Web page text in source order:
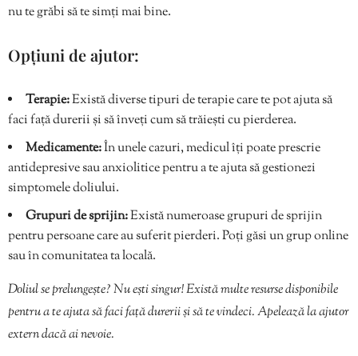
nu te grăbi să te simți mai bine.
Opțiuni de ajutor:
Terapie:Există diverse tipuri de terapie care te pot ajuta să
faci față durerii și să înveți cum să trăiești cu pierderea.
Medicamente:În unele cazuri, medicul îți poate prescrie
antidepresive sau anxiolitice pentru a te ajuta să gestionezi
simptomele doliului.
Grupuri de sprijin:Există numeroase grupuri de sprijin
pentru persoane care au suferit pierderi. Poți găsi un grup online
sau în comunitatea ta locală.
Doliul se prelungește? Nu ești singur! Există multe resurse disponibile
pentru a te ajuta să faci față durerii și să te vindeci. Apelează la ajutor
extern dacă ai nevoie.